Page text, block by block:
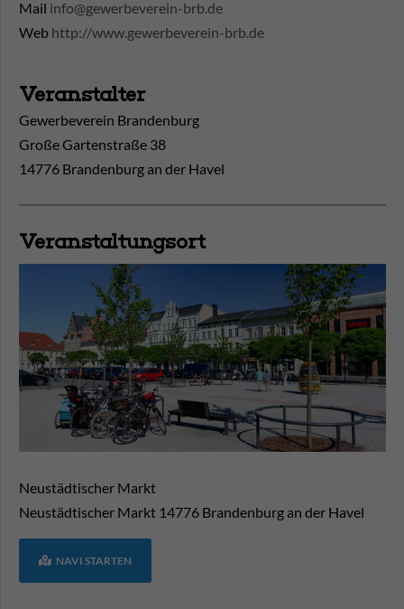
Mail info@gewerbeverein-brb.de
Web http://www.gewerbeverein-brb.de
Veranstalter
Gewerbeverein Brandenburg
Große Gartenstraße 38
14776 Brandenburg an der Havel
Veranstaltungsort
Neustädtischer Markt
Neustädtischer Markt 14776 Brandenburg an der Havel
NAVI STARTEN